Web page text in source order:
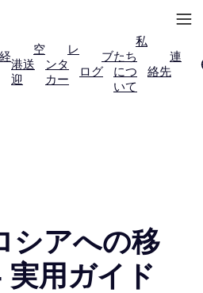
経
空
港送
迎
レ
ンタ
カー
ブ
ログ
私
たち
につ
いて
連
絡先
シアへの移
実用ガイド